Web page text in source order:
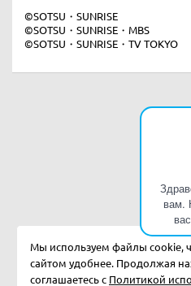
вам.
©SOTSU・SUNRISE
©SOTSU・SUNRISE・MBS
©SOTSU・SUNRISE・TV TOKYO
Мы используем файлы cookie,
сайтом удобнее. Продолжая
соглашаетесь с Политикой